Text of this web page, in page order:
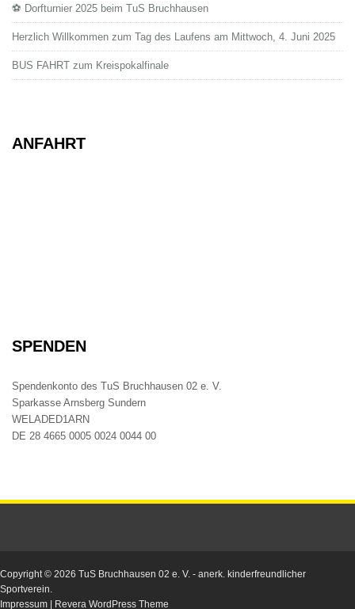
⚽ Dorfturnier 2025 beim TuS Bruchhausen
Herzlich Willkommen zum Tag des Laufens am Mittwoch, 4. Juni 2025
BUS FAHRT zum Kreispokalfinale
ANFAHRT
SPENDEN
Spendenkonto des TuS Bruchhausen 02 e. V.
Sparkasse Arnsberg Sundern
WELADED1ARN
DE 28 4665 0005 0024 0044 00
Copyright © 2026 TuS Bruchhausen 02 e. V. - anerk. kinderfreundlicher
Sportverein.
Impressum
Revera WordPress Theme